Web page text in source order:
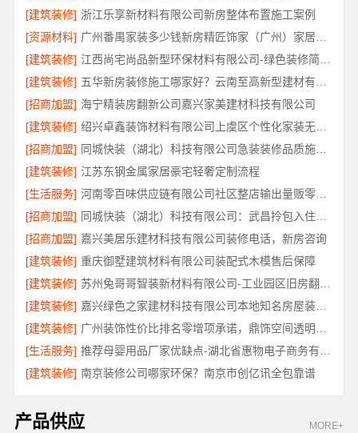
[建筑装修] 浙江乐享新材料有限公司新房整体布置施工案例
[资源材料]
[建筑装修]
[建筑装修]
[招商加盟] 海宁精装房翻新公司嘉兴家美建材科技有限公司
[建筑装修]
绍兴卓鑫装饰材料有限公司上虞区个性化家装无隐形增项
[招商加盟]
同城快装（湖北）科技有限公司急装装修品质施工，本地口碑之选
[建筑装修] 江苏东钢金属家居豪宅轻奢定制流程
[生活服务]
河南零百味供应链有限公司社区整店输出量贩零食适配全场景
[招商加盟]
同城快装（湖北）科技有限公司：武昌拎包入住改造智能家装
[招商加盟] 嘉兴美居乐建材科技有限公司装修电话，新房咨询
[建筑装修] 重庆御墅建筑材料有限公司装配式木模售后保障
[建筑装修]
[建筑装修]
嘉兴绿色之家建材科技有限公司本地知名房屋装修服务环保
[建筑装修]
[生活服务]
[建筑装修] 南京装修公司哪家环保？南京市创亿讯全包靠谱
产品供应 MORE+